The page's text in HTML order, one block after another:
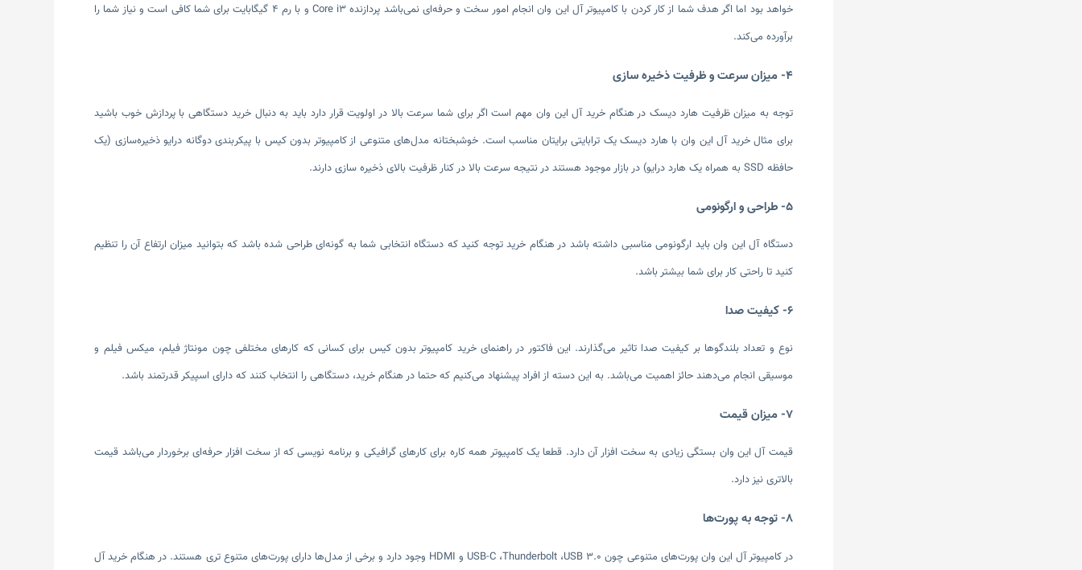
خواهد بود اما اگر هدف شما از کار کردن با کامپیوتر آل این وان انجام امور سخت و حرفه‌ای نمی‌باشد پردازنده‌ Core i3 و با رم 4 گیگابایت برای شما کافی است و نیاز شما را
برآورده می‌کند.
4- میزان سرعت و ظرفیت ذخیره سازی
توجه به میزان ظرفیت ‌هارد دیسک در هنگام خرید آل این وان مهم است اگر برای شما سرعت بالا در اولویت قرار دارد باید به دنبال خرید دستگاهی با پردازش خوب باشید
برای مثال خرید آل این وان با هارد دیسک یک ترابایتی برایتان مناسب است. خوشبختانه مدل‌های متنوعی از کامپیوتر بدون کیس با پیکربندی دوگانه درایو ذخیره‌سازی (یک
حافظه SSD به همراه یک‌ هارد درایو) در بازار موجود هستند در نتیجه سرعت بالا در کنار ظرفیت بالای ذخیره سازی دارند.
5- طراحی و ارگونومی
دستگاه آل این وان باید ارگونومی مناسبی داشته باشد در هنگام خرید توجه کنید که دستگاه انتخابی شما به گونه‌ای طراحی شده باشد که بتوانید میزان ارتفاع آن را تنظیم
کنید تا راحتی کار برای شما بیشتر باشد.
6- کیفیت صدا
نوع و تعداد بلندگوها بر کیفیت صدا تاثیر می‌گذارند. این فاکتور در راهنمای خرید کامپیوتر بدون کیس برای کسانی که کارهای مختلفی چون مونتاژ فیلم، میکس فیلم و
موسیقی انجام می‌دهند حائز اهمیت می‌باشد. به این دسته از افراد پیشنهاد می‌کنیم که حتما در هنگام خرید، دستگاهی را انتخاب کنند که دارای اسپیکر قدرتمند باشد.
7- میزان قیمت
قیمت آل این وان بستگی زیادی به سخت افزار آن دارد. قطعا یک کامپیوتر همه کاره برای کارهای گرافیکی و برنامه نویسی که از سخت افزار حرفه‌ای برخوردار می‌باشد قیمت
بالاتری نیز دارد.
8- توجه به پورت‌ها
در کامپیوتر آل این وان پورت‌های متنوعی چون USB-C ،Thunderbolt ،USB 3.0 و HDMI وجود دارد و برخی از مدل‌ها دارای پورت‌های متنوع ‎تری هستند. در هنگام خرید آل